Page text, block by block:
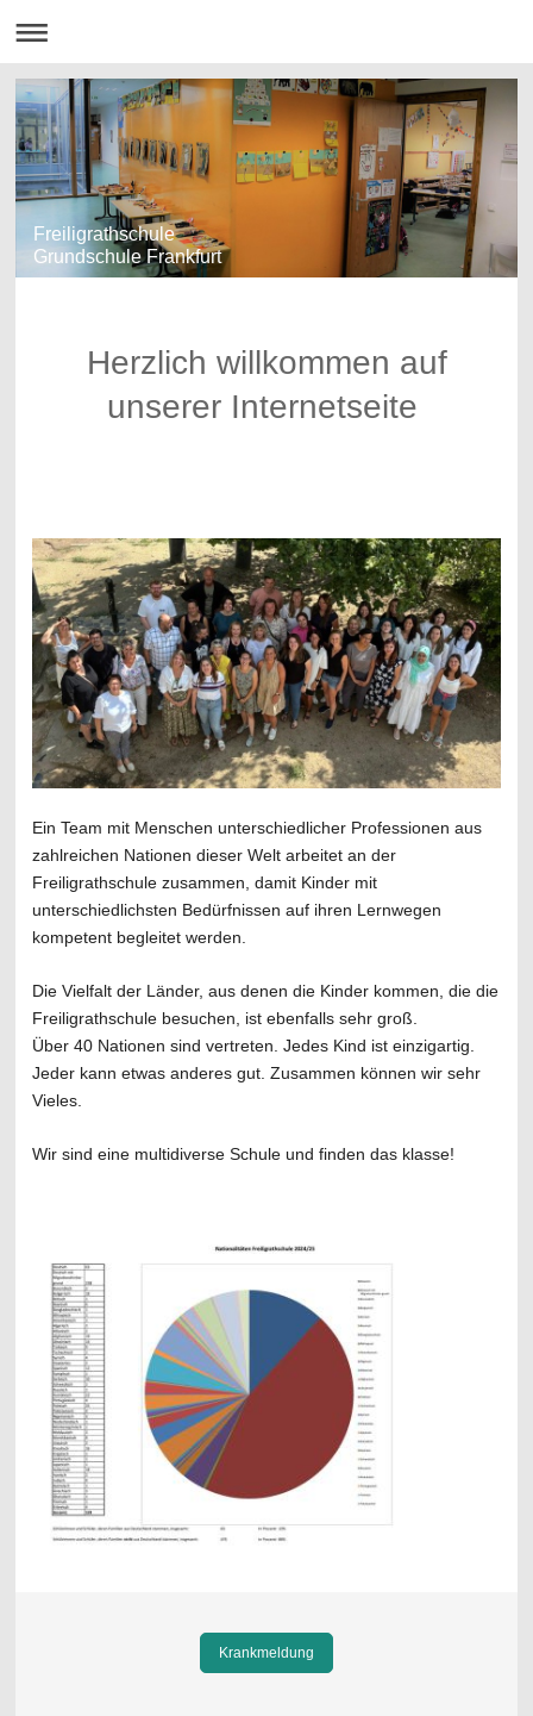
Freiligrathschule
Grundschule Frankfurt
Herzlich willkommen auf
unserer Internetseite
Ein Team mit Menschen unterschiedlicher Professionen aus
zahlreichen Nationen dieser Welt arbeitet an der
Freiligrathschule zusammen, damit Kinder mit
unterschiedlichsten Bedürfnissen auf ihren Lernwegen
kompetent begleitet werden.
Die Vielfalt der Länder, aus denen die Kinder kommen, die die
Freiligrathschule besuchen, ist ebenfalls sehr groß.
Über 40 Nationen sind vertreten. Jedes Kind ist einzigartig.
Jeder kann etwas anderes gut. Zusammen können wir sehr
Vieles.
Wir sind eine multidiverse Schule und finden das klasse!
Krankmeldung